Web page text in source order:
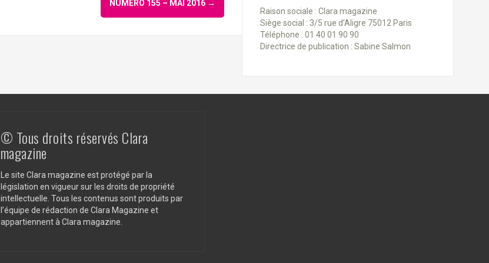
NUMÉRO 155 – MAI 2016 →
Raison sociale : Clara magazine
Siège social : 3/5 rue d’Aligre 75012 Paris
Téléphone : 01 40 01 90 90
Directrice de publication : Sabine Salmon
© Tous droits réservés Clara
magazine
Le site Clara magazine est protégé par la
législation en vigueur sur les droits de propriété
intellectuelle. Tous les contenus sont produits par
l’équipe de rédaction de Clara Magazine et
appartiennent à Clara magazine.